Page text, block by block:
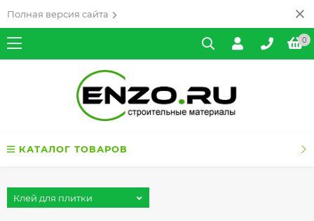
Полная версия сайта
0
КАТАЛОГ ТОВАРОВ
Клей для плитки